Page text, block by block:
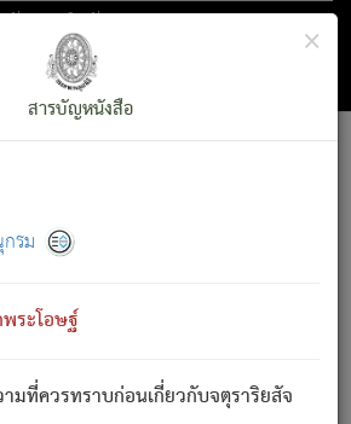
บจตุราริยสัจ
สารบัญ×
สารบัญหนังสือ
รม
ระโอษฐ์
มที่ควรทราบก่อนเกี่ยวกับจตุราริยสัจ
เดือดร้อนแล้ว มีผัสสะบังหน้า
ความเป็นประการใด แต่สิ่งนั้นย่อมเป็น
ะการอื่นจากที่เขาสำคัญนั้น
ในภพ ถูกภพบังหน้าแล้ว มีภพโดยความ
ป็นอยู่จริง) จึงได้เพลิดเพลินยิ่งนักในภพ